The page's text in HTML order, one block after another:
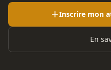
Inscrire mon
En